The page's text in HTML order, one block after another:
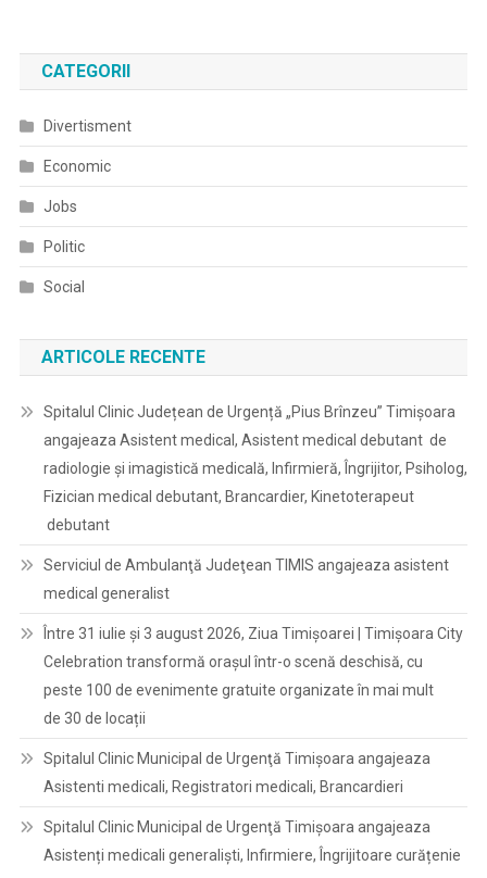
CATEGORII
Divertisment
Economic
Jobs
Politic
Social
ARTICOLE RECENTE
Spitalul Clinic Județean de Urgență „Pius Brînzeu” Timișoara
angajeaza Asistent medical, Asistent medical debutant de
radiologie și imagistică medicală, Infirmieră, Îngrijitor, Psiholog,
Fizician medical debutant, Brancardier, Kinetoterapeut
debutant
Serviciul de Ambulanţă Judeţean TIMIS angajeaza asistent
medical generalist
Între 31 iulie și 3 august 2026, Ziua Timișoarei | Timișoara City
Celebration transformă orașul într-o scenă deschisă, cu
peste 100 de evenimente gratuite organizate în mai mult
de 30 de locații
Spitalul Clinic Municipal de Urgenţă Timişoara angajeaza
Asistenti medicali, Registratori medicali, Brancardieri
Spitalul Clinic Municipal de Urgenţă Timişoara angajeaza
Asistenți medicali generaliști, Infirmiere, Îngrijitoare curățenie